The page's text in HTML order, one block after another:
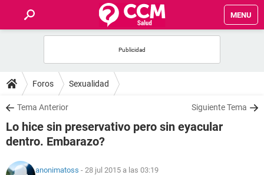
MENU
FOROS
SALUD
FAMILIA
NUTRICIÓN
Foros Sexualidad
Tema Anterior Siguiente Tema
Lo hice sin preservativo pero sin eyacular
dentro. Embarazo?
anonimatoss - 28 jul 2015 a las 03:19